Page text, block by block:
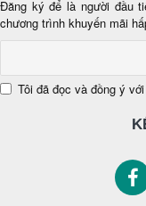
Đăng ký để là người đầu
chương trình khuyến mãi
Tôi đã đọc và đồng ý